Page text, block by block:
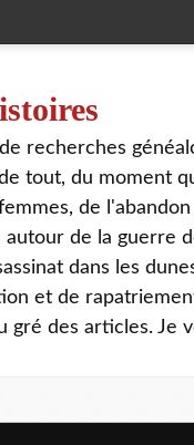
recherches
tout, du moment
de
autour de la guerre
dans les
et de
gré des articles. Je